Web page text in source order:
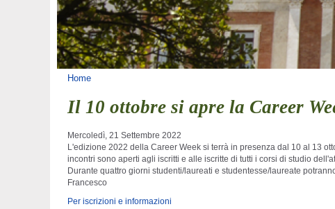
Tu sei qui
Home
Il 10 ottobre si apre la Career
Mercoledì, 21 Settembre 2022
L'edizione 2022 della Career Week si terrà in presenza dal 10 al 13
incontri sono aperti agli iscritti e alle iscritte di tutti i corsi di studio
Durante quattro giorni studenti/laureati e studentesse/laureate
Francesco
Per iscrizioni e informazioni